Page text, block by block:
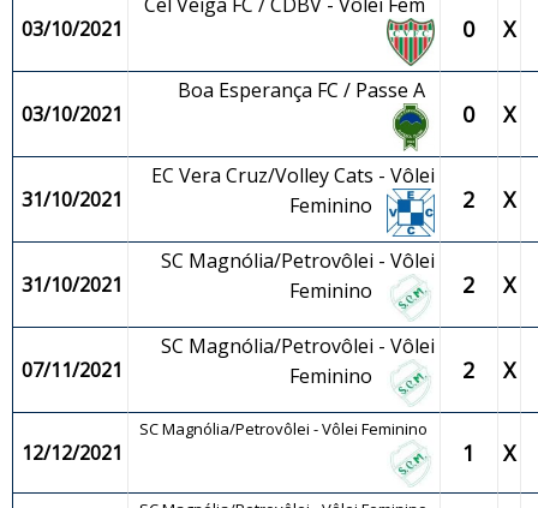
03/10/2021 0 X
03/10/2021
Boa Esperança FC / Passe A
0 X
31/10/2021
EC Vera Cruz/Volley Cats - Vôlei
Feminino
2 X
31/10/2021
SC Magnólia/Petrovôlei - Vôlei
Feminino
2 X
07/11/2021
SC Magnólia/Petrovôlei - Vôlei
Feminino
2 X
12/12/2021
SC Magnólia/Petrovôlei - Vôlei Feminino
1 X